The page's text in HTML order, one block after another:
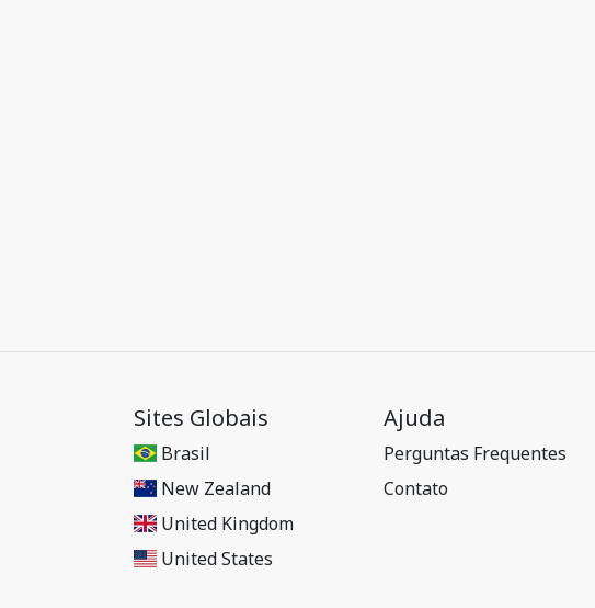
Sites Globais
Brasil
New Zealand
United Kingdom
United States
Ajuda
Perguntas Frequentes
Contato